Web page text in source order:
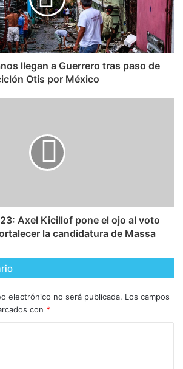
llegan a Guerrero tras paso de
Otis por México
Axel Kicillof pone el ojo al voto
la candidatura de Massa
electrónico no será publicada. Los campos
con *